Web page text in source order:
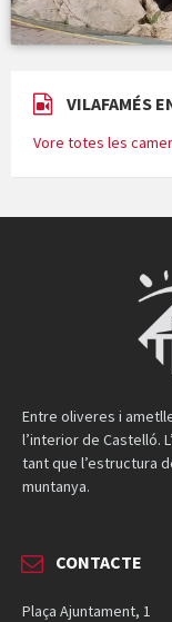
VILAFAMÉS
Vore totes les
Entre oliveres i
l’interior de Castelló.
tant que l’estructura
muntanya.
CONTACTE
Plaça Ajuntament, 1